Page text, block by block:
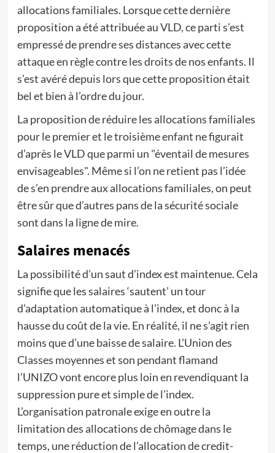
allocations familiales. Lorsque cette dernière
proposition a été attribuée au VLD, ce parti s’est
empressé de prendre ses distances avec cette
attaque en règle contre les droits de nos enfants. Il
s’est avéré depuis lors que cette proposition était
bel et bien à l’ordre du jour.
La proposition de réduire les allocations familiales
pour le premier et le troisième enfant ne figurait
d’après le VLD que parmi un "éventail de mesures
envisageables". Même si l’on ne retient pas l’idée
de s’en prendre aux allocations familiales, on peut
être sûr que d’autres pans de la sécurité sociale
sont dans la ligne de mire.
Salaires menacés
La possibilité d’un saut d’index est maintenue. Cela
signifie que les salaires ‘sautent’ un tour
d’adaptation automatique à l’index, et donc à la
hausse du coût de la vie. En réalité, il ne s’agit rien
moins que d’une baisse de salaire. L’Union des
Classes moyennes et son pendant flamand
l’UNIZO vont encore plus loin en revendiquant la
suppression pure et simple de l’index.
L’organisation patronale exige en outre la
limitation des allocations de chômage dans le
temps, une réduction de l’allocation de credit-